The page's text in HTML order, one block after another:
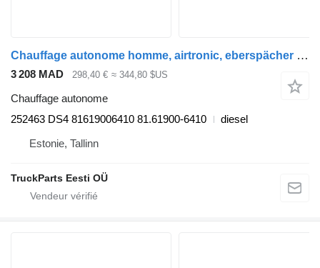
Chauffage autonome homme, airtronic, eberspächer tgx 18.440 (01.07-) 252463 DS4 pour tracteur routier MAN TGL, TGM, TGS, TGX (2005-2021)
3 208 MAD 298,40 € ≈ 344,80 $US
Chauffage autonome
252463 DS4 81619006410 81.61900-6410
diesel
Estonie, Tallinn
TruckParts Eesti OÜ